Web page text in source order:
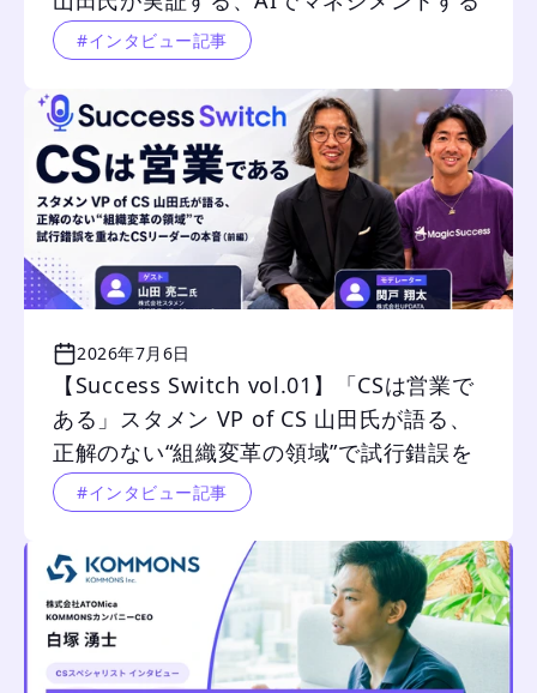
組織のポテンシャル（後編）
#インタビュー記事
2026年7月6日
【Success Switch vol.01】「CSは営業で
ある」スタメン VP of CS 山田氏が語る、
正解のない“組織変革の領域”で試行錯誤を
重ねたCSリーダーの本音（前編）
#インタビュー記事